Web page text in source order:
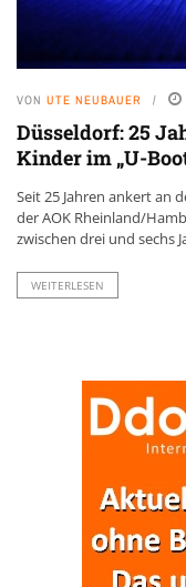
VON UTE NEUBAUER
Düsseldorf: 25
Kinder im „U-
Seit 25 Jahren ankert an
der AOK Rheinland/
zwischen drei und sechs
WEITERLESEN